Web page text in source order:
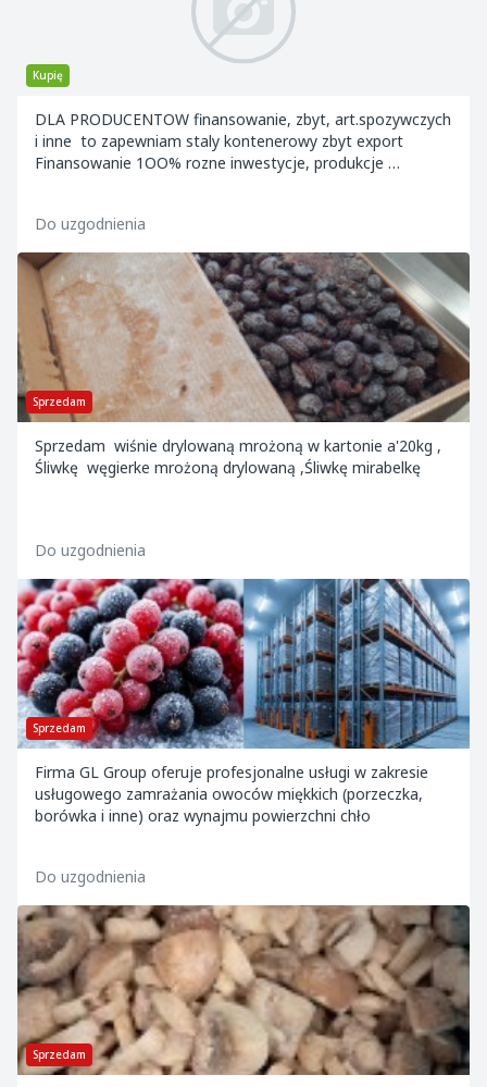
Kupię
DLA PRODUCENTOW finansowanie, zbyt, art.spozywczych
i inne to zapewniam staly kontenerowy zbyt export
Finansowanie 1OO% rozne inwestycje, produkcje
Do uzgodnienia
Sprzedam
Sprzedam wiśnie drylowaną mrożoną w kartonie a'20kg ,
Śliwkę węgierke mrożoną drylowaną ,Śliwkę mirabelkę
Do uzgodnienia
Sprzedam
Firma GL Group oferuje profesjonalne usługi w zakresie
usługowego zamrażania owoców miękkich (porzeczka,
borówka i inne) oraz wynajmu powierzchni chło
Do uzgodnienia
Sprzedam